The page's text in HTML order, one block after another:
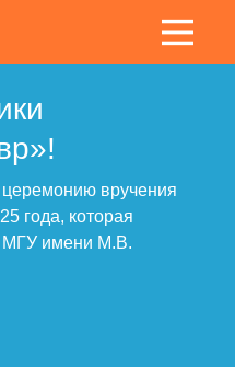
вручения
года, которая
МГУ имени М.В.